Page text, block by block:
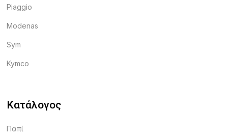
Piaggio
Modenas
Sym
Kymco
Κατάλογος
Παπί